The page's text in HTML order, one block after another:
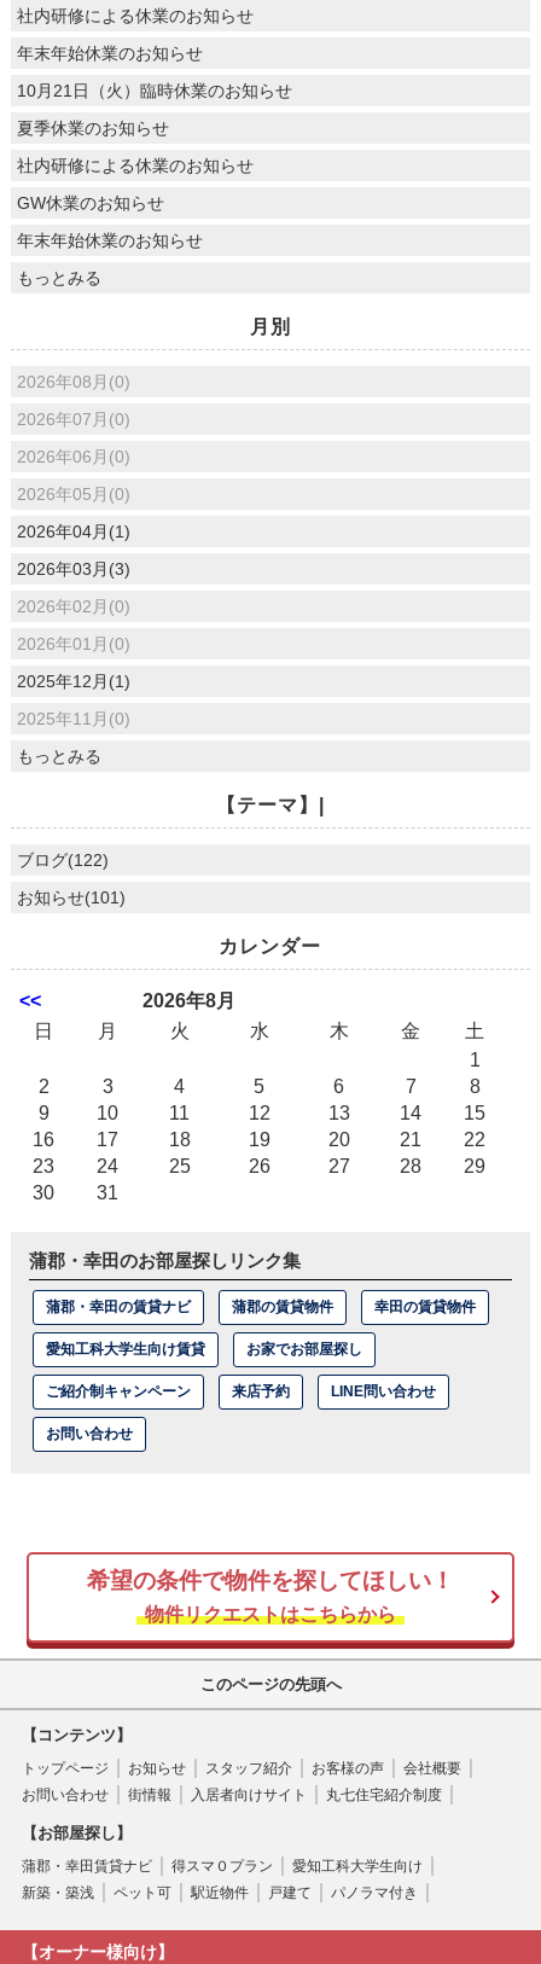
社内研修による休業のお知らせ
年末年始休業のお知らせ
10月21日（火）臨時休業のお知らせ
夏季休業のお知らせ
社内研修による休業のお知らせ
GW休業のお知らせ
年末年始休業のお知らせ
もっとみる
月別
2026年08月(0)
2026年07月(0)
2026年06月(0)
2026年05月(0)
2026年04月(1)
2026年03月(3)
2026年02月(0)
2026年01月(0)
2025年12月(1)
2025年11月(0)
もっとみる
【テーマ】|
ブログ(122)
お知らせ(101)
カレンダー
<<
2026年8月
日
月 火 水 木 金
土
1
2
3 4 5 6 7
8
9
10 11 12 13 14
15
16
17 18 19 20 21
22
23
24 25 26 27 28
29
30
31
蒲郡・幸田のお部屋探しリンク集
蒲郡・幸田の賃貸ナビ 蒲郡の賃貸物件 幸田の賃貸物件
愛知工科大学生向け賃貸 お家でお部屋探し
ご紹介制キャンペーン 来店予約 LINE問い合わせ
お問い合わせ
希望の条件で物件を探してほしい！
物件リクエストはこちらから
このページの先頭へ
【コンテンツ】
トップページ お知らせ スタッフ紹介 お客様の声
会社概要
お問い合わせ
街情報 入居者向けサイト 丸七住宅紹介制度
【お部屋探し】
蒲郡・幸田賃貸ナビ 得スマ０プラン
愛知工科大学生向け
新築・築浅
ペット可 駅近物件 戸建て パノラマ付き
【オーナー様向け】